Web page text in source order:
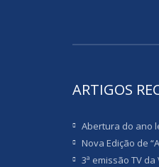
ARTIGOS
Abertura do ano
Nova Edição de
3ª emissão TV da